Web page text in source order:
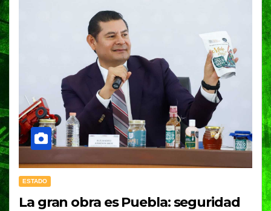
ESTADO
La gran obra es Puebla: seguridad